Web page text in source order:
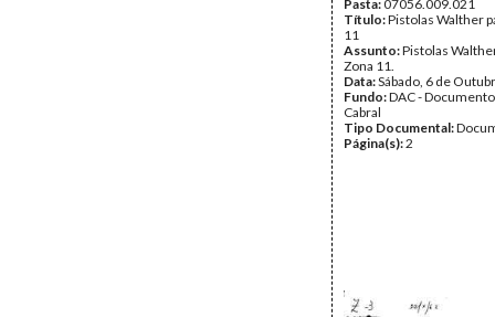
Pasta:07056.009.021
Título:Pistolas Walther
11
Assunto:Pistolas
Zona 11.
Data:Sábado, 6 de
Fundo:DAC -
Cabral
Tipo Documental:
Página(s):2